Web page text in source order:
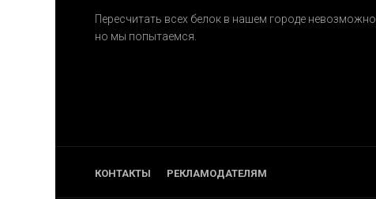
Пересчитать всех белок в нашем городе невозможно,
но мы попытаемся.
КОНТАКТЫ РЕКЛАМОДАТЕЛЯМ